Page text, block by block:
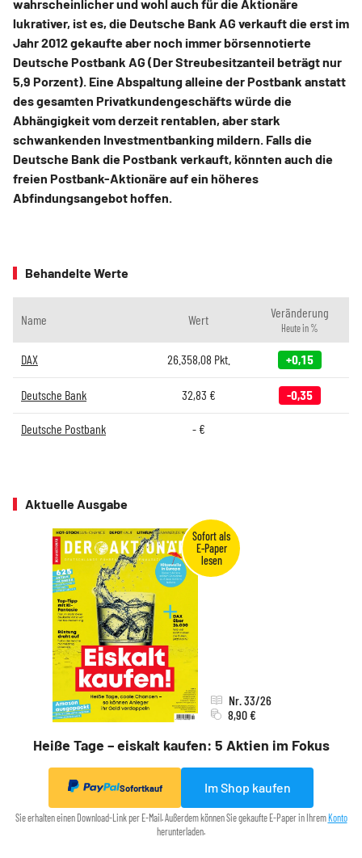
wahrscheinlicher und wohl auch für die Aktionäre
lukrativer, ist es, die Deutsche Bank AG verkauft die erst im
Jahr 2012 gekaufte aber noch immer börsennotierte
Deutsche Postbank AG (Der Streubesitzanteil beträgt nur
5,9 Porzent). Eine Abspaltung alleine der Postbank anstatt
des gesamten Privatkundengeschäfts würde die
Abhängigkeit vom derzeit rentablen, aber stark
schwankenden Investmentbanking mildern. Falls die
Deutsche Bank die Postbank verkauft, könnten auch die
freien Postbank-Aktionäre auf ein höheres
Abfindungsangebot hoffen.
Behandelte Werte
Name Wert Veränderung
Heute in %
DAX 26.358,08 Pkt. +0,15
Deutsche Bank 32,83 € -0,35
Deutsche Postbank -€
Aktuelle Ausgabe
Heiße Tage – eiskalt kaufen: 5 Aktien im Fokus
Nr. 33/26
8,90 €
Sofortkauf Im Shop kaufen
Sie erhalten einen Download-Link per E-Mail. Außerdem können Sie gekaufte E-Paper in Ihrem Konto
herunterladen.